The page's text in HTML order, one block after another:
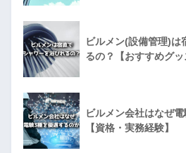
ビルメン(設備管理)は
るの？【おすすめグッ
ビルメン会社はなぜ
【資格・実務経験】